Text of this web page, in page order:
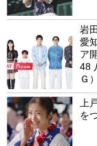
岩
愛
ア
48
Ｇ
上
を